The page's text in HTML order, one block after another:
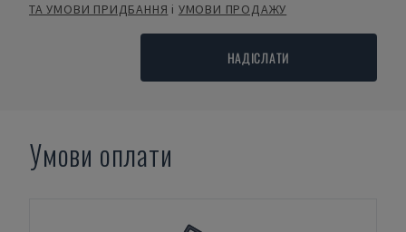
ТА УМОВИ ПРИДБАННЯ і УМОВИ ПРОДАЖУ
НАДІСЛАТИ
Умови оплати